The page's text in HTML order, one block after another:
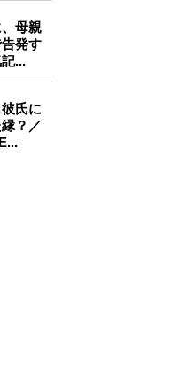
母親
発す
...
氏に
？／